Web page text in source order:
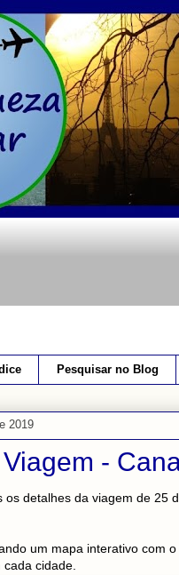
Pesquisar no Blog
2019
-
os detalhes da viagem de 25
um mapa interativo com
cidade.